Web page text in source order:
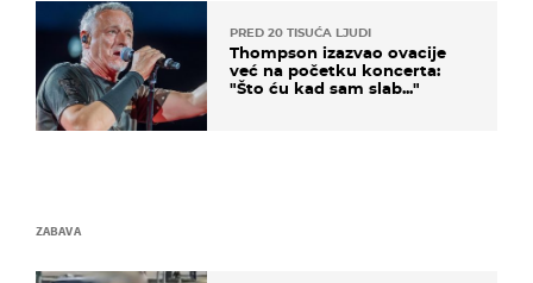
PRED 20 TISUĆA LJUDI
Thompson izazvao ovacije
već na početku koncerta:
"Što ću kad sam slab..."
ZABAVA